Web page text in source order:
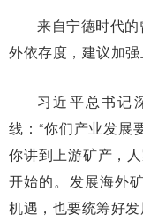
来自宁德时代
外依存度，建议加强
习近平总书记
线：“你们产业发展
你讲到上游矿产，
开始的。发展海外
机遇，也要统筹好发